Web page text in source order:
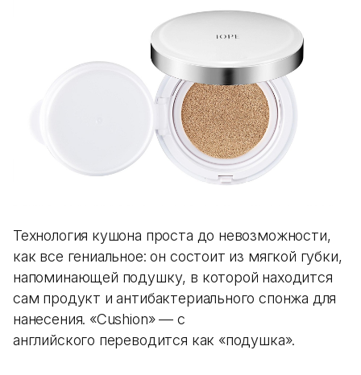
Технология кушона проста до невозможности,
как все гениальное: он состоит из мягкой губки,
напоминающей подушку, в которой находится
сам продукт и антибактериального спонжа для
нанесения. «Cushion» — с
английского переводится как «подушка».